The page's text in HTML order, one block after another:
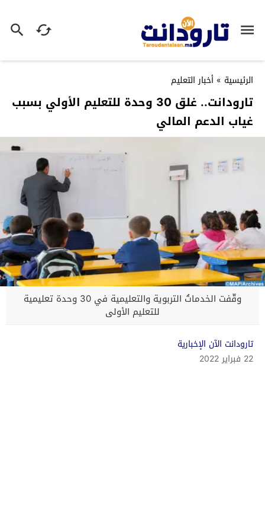
الرئيسية » أخبار التعليم
تارودانت.. غلق 30 وحدة للتعليم الأولي بسبب
غياب الدعم المالي
وقّفت الخدماتُ التربوية والتعليمية في 30 وحدة تعليمية
للتعليم الأولى
تارودانت الآن الإخبارية
22 فبراير 2022